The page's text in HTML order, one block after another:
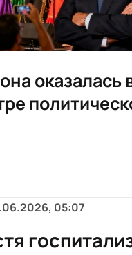
оказалась
05:07